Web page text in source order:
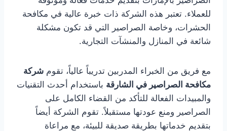
للعملاء. تعتبر هذه الشركة ذات خبرة عالية في مكافحة
الحشرات، وخاصة الصراصير التي قد تكون مشكلة
شائعة في المنازل والمنشآت التجارية.
مع فريق من الخبراء المدربين تدريباً عالياً، تقوم شركة
مكافحة الصراصير في الشارقة باستخدام أحدث التقنيات
والمبيدات الفعالة للتأكد من القضاء الكامل على
الصراصير ومنع عودتها مستقبلاً. تقوم الشركة أيضاً
بتقديم خدماتها بطريقة صديقة للبيئة، مع مراعاة